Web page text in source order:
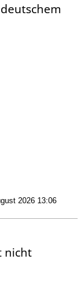
2026 13:06
nicht